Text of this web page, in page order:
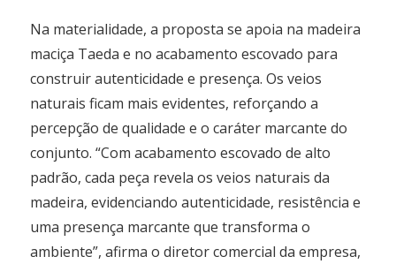
Na materialidade, a proposta se apoia na madeira
maciça Taeda e no acabamento escovado para
construir autenticidade e presença. Os veios
naturais ficam mais evidentes, reforçando a
percepção de qualidade e o caráter marcante do
conjunto. “Com acabamento escovado de alto
padrão, cada peça revela os veios naturais da
madeira, evidenciando autenticidade, resistência e
uma presença marcante que transforma o
ambiente”, afirma o diretor comercial da empresa,